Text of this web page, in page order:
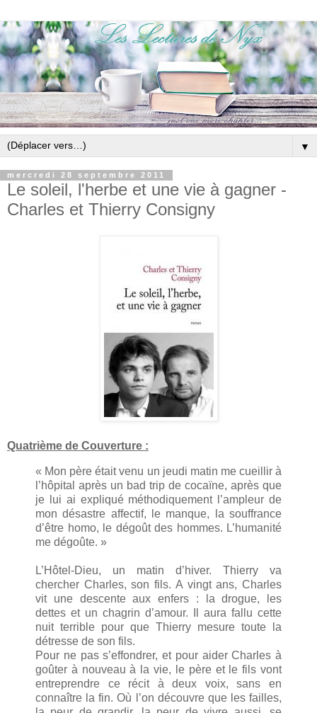
▼
mercredi 28 septembre 2011
Le soleil, l'herbe et une vie à gagner -
Charles et Thierry Consigny
Quatrième de Couverture :
« Mon père était venu un jeudi matin me cueillir à
l’hôpital après un bad trip de cocaïne, après que
je lui ai expliqué méthodiquement l’ampleur de
mon désastre affectif, le manque, la souffrance
d’être homo, le dégoût des hommes. L’humanité
me dégoûte. »
L’Hôtel-Dieu, un matin d’hiver. Thierry va
chercher Charles, son fils. A vingt ans, Charles
vit une descente aux enfers : la drogue, les
dettes et un chagrin d’amour. Il aura fallu cette
nuit terrible pour que Thierry mesure toute la
détresse de son fils.
Pour ne pas s’effondrer, et pour aider Charles à
goûter à nouveau à la vie, le père et le fils vont
entreprendre ce récit à deux voix, sans en
connaître la fin. Où l’on découvre que les failles,